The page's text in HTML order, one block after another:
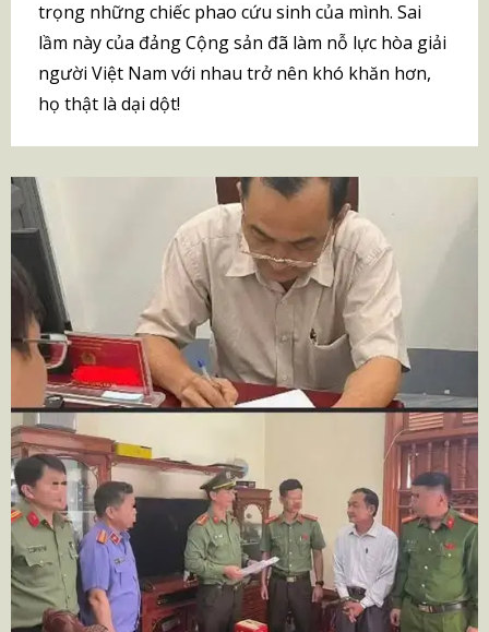
trọng những chiếc phao cứu sinh của mình. Sai
lầm này của đảng Cộng sản đã làm nỗ lực hòa giải
người Việt Nam với nhau trở nên khó khăn hơn,
họ thật là dại dột!